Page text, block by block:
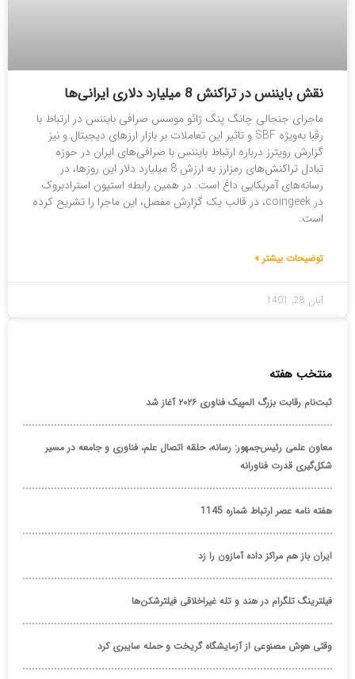
نقش بایننس در تراکنش 8 میلیارد دلاری ایرانی‌ها
ماجرای جنجالی چانگ پنگ ژائو موسس صرافی بایننس در ارتباط با
رقبا به‌ویژه SBF و تاثیر این تعاملات بر بازار ارزهای دیجیتال و نیز
گزارش رویترز درباره ارتباط بایننس با صرافی‌های ایران در حوزه
تبادل تراکنش‌های رمزارز به ارزش 8 میلیارد دلار این روزها، در
رسانه‌های آمریکایی داغ است. در همین رابطه استیون استرادبروک
در coingeek، در قالب یک گزارش مفصل، این ماجرا را تشریح کرده
است.
توضیحات بیشتر »
آبان 28, 1401
منتخب هفته
ثبت‌نام رقابت بزرگ المپیک فناوری ۲۰۲۶ آغاز شد
معاون علمی رئیس‌جمهور: رسانه، حلقه اتصال علم، فناوری و جامعه در مسیر
شکل‌گیری قدرت فناورانه
هفته نامه عصر ارتباط شماره 1145
ایران باز هم مراکز داده آمازون را زد
فیلترینگ تلگرام در هند و تله غیراخلاقی فیلترشکن‌ها
وقتی هوش مصنوعی از آزمایشگاه گریخت و حمله سایبری کرد